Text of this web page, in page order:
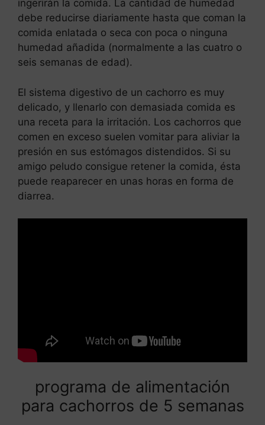
ingerirán la comida. La cantidad de humedad
debe reducirse diariamente hasta que coman la
comida enlatada o seca con poca o ninguna
humedad añadida (normalmente a las cuatro o
seis semanas de edad).
El sistema digestivo de un cachorro es muy
delicado, y llenarlo con demasiada comida es
una receta para la irritación. Los cachorros que
comen en exceso suelen vomitar para aliviar la
presión en sus estómagos distendidos. Si su
amigo peludo consigue retener la comida, ésta
puede reaparecer en unas horas en forma de
diarrea.
programa de alimentación
para cachorros de 5 semanas